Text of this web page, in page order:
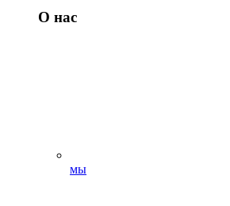
О нас
мы